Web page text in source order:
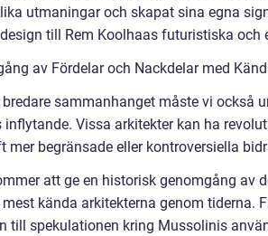
utmaningar och skapat sina egna
till Rem Koolhaas futuristiska
av Fördelar och Nackdelar med
sammanhanget måste vi också
inflytande. Vissa arkitekter kan ha
mer begränsade eller kontroversiella
att ge en historisk genomgång av
kända arkitekterna genom tiderna.
till spekulationen kring Mussolinis